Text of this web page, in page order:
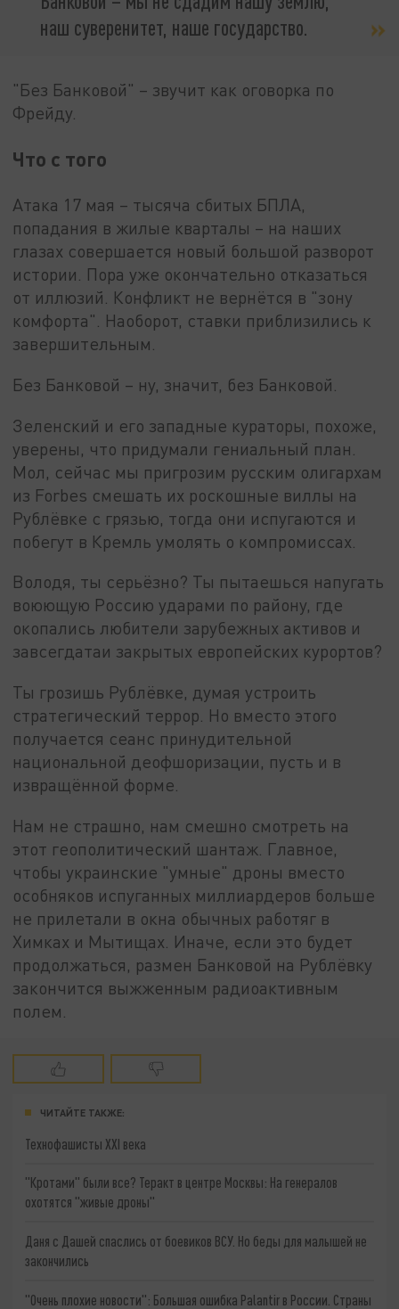
наш суверенитет, наше государство.
"Без Банковой" – звучит как оговорка по
Фрейду.
Что с того
Атака 17 мая – тысяча сбитых БПЛА,
попадания в жилые кварталы – на наших
глазах совершается новый большой разворот
истории. Пора уже окончательно отказаться
от иллюзий. Конфликт не вернётся в "зону
комфорта". Наоборот, ставки приблизились к
завершительным.
Без Банковой – ну, значит, без Банковой.
Зеленский и его западные кураторы, похоже,
уверены, что придумали гениальный план.
Мол, сейчас мы пригрозим русским олигархам
из Forbes смешать их роскошные виллы на
Рублёвке с грязью, тогда они испугаются и
побегут в Кремль умолять о компромиссах.
Володя, ты серьёзно? Ты пытаешься напугать
воюющую Россию ударами по району, где
окопались любители зарубежных активов и
завсегдатаи закрытых европейских курортов?
Ты грозишь Рублёвке, думая устроить
стратегический террор. Но вместо этого
получается сеанс принудительной
национальной деофшоризации, пусть и в
извращённой форме.
Нам не страшно, нам смешно смотреть на
этот геополитический шантаж. Главное,
чтобы украинские "умные" дроны вместо
особняков испуганных миллиардеров больше
не прилетали в окна обычных работяг в
Химках и Мытищах. Иначе, если это будет
продолжаться, размен Банковой на Рублёвку
закончится выжженным радиоактивным
полем.
ЧИТАЙТЕ ТАКЖЕ:
Технофашисты XXI века
"Кротами" были все? Теракт в центре Москвы: На генералов
охотятся "живые дроны"
Даня с Дашей спаслись от боевиков ВСУ. Но беды для малышей не
закончились
"Очень плохие новости": Большая ошибка Palantir в России. Страны